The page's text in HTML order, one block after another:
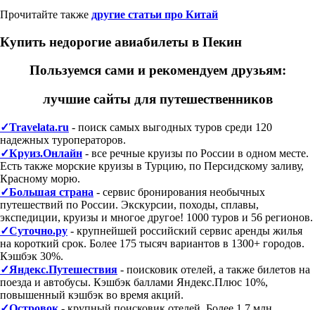
Прочитайте также другие статьи про Китай
Купить недорогие авиабилеты в Пекин
Пользуемся сами и рекомендуем друзьям:
лучшие сайты для путешественников
✓Travelata.ru - поиск самых выгодных туров среди 120
надежных туроператоров.
✓Круиз.Онлайн - все речные круизы по России в одном месте.
Есть также морские круизы в Турцию, по Персидскому заливу,
Красному морю.
✓Большая страна - сервис бронирования необычных
путешествий по России. Экскурсии, походы, сплавы,
экспедиции, круизы и многое другое! 1000 туров и 56 регионов.
✓Суточно.ру - крупнейшей российский сервис аренды жилья
на короткий срок. Более 175 тысяч вариантов в 1300+ городов.
Кэшбэк 30%.
✓Яндекс.Путешествия - поисковик отелей, а также билетов на
поезда и автобусы. Кэшбэк баллами Яндекс.Плюс 10%,
повышенный кэшбэк во время акций.